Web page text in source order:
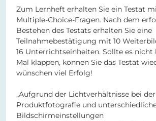
Zum Lernheft erhalten Sie ein Testat
Multiple-Choice-Fragen. Nach dem
Bestehen des Testats erhalten Sie eine
Teilnahmebestätigung mit 10
16 Unterrichtseinheiten. Sollte es nicht
Mal klappen, können Sie das Testat
wünschen viel Erfolg!
„Aufgrund der Lichtverhältnisse bei der
Produktfotografie und
Bildschirmeinstellungen